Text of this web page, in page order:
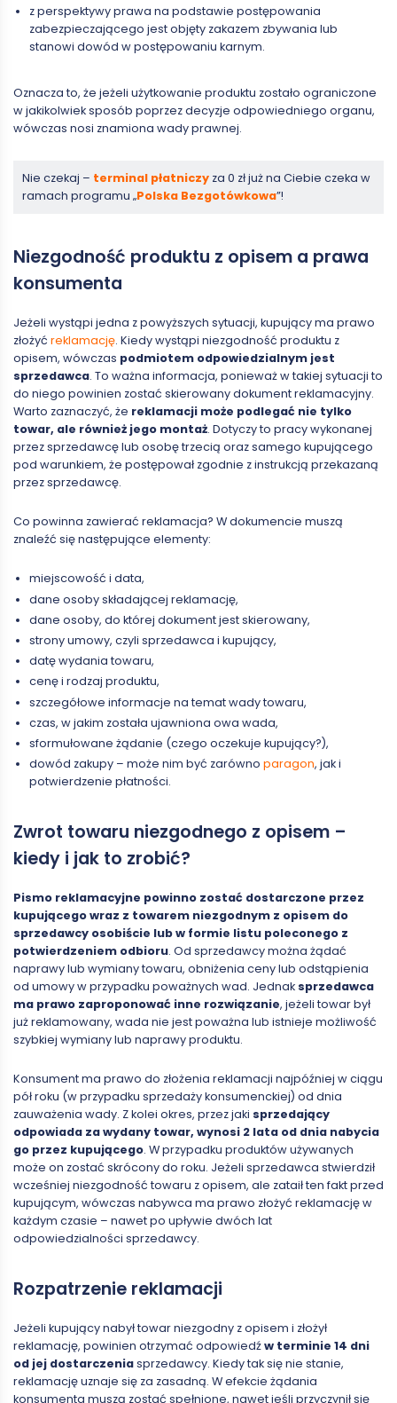
z perspektywy prawa na podstawie postępowania
zabezpieczającego jest objęty zakazem zbywania lub
stanowi dowód w postępowaniu karnym.
Oznacza to, że jeżeli użytkowanie produktu zostało ograniczone
w jakikolwiek sposób poprzez decyzje odpowiedniego organu,
wówczas nosi znamiona wady prawnej.
Nie czekaj – terminal płatniczy za 0 zł już na Ciebie czeka w
ramach programu „Polska Bezgotówkowa”!
Niezgodność produktu z opisem a prawa
konsumenta
Jeżeli wystąpi jedna z powyższych sytuacji, kupujący ma prawo
złożyć reklamację. Kiedy wystąpi niezgodność produktu z
opisem, wówczas podmiotem odpowiedzialnym jest
sprzedawca. To ważna informacja, ponieważ w takiej sytuacji to
do niego powinien zostać skierowany dokument reklamacyjny.
Warto zaznaczyć, że reklamacji może podlegać nie tylko
towar, ale również jego montaż. Dotyczy to pracy wykonanej
przez sprzedawcę lub osobę trzecią oraz samego kupującego
pod warunkiem, że postępował zgodnie z instrukcją przekazaną
przez sprzedawcę.
Co powinna zawierać reklamacja? W dokumencie muszą
znaleźć się następujące elementy:
miejscowość i data,
dane osoby składającej reklamację,
dane osoby, do której dokument jest skierowany,
strony umowy, czyli sprzedawca i kupujący,
datę wydania towaru,
cenę i rodzaj produktu,
szczegółowe informacje na temat wady towaru,
czas, w jakim została ujawniona owa wada,
sformułowane żądanie (czego oczekuje kupujący?),
dowód zakupy – może nim być zarówno paragon, jak i
potwierdzenie płatności.
Zwrot towaru niezgodnego z opisem –
kiedy i jak to zrobić?
Pismo reklamacyjne powinno zostać dostarczone przez
kupującego wraz z towarem niezgodnym z opisem do
sprzedawcy osobiście lub w formie listu poleconego z
potwierdzeniem odbioru. Od sprzedawcy można żądać
naprawy lub wymiany towaru, obniżenia ceny lub odstąpienia
od umowy w przypadku poważnych wad. Jednak sprzedawca
ma prawo zaproponować inne rozwiązanie, jeżeli towar był
już reklamowany, wada nie jest poważna lub istnieje możliwość
szybkiej wymiany lub naprawy produktu.
Konsument ma prawo do złożenia reklamacji najpóźniej w ciągu
pół roku (w przypadku sprzedaży konsumenckiej) od dnia
zauważenia wady. Z kolei okres, przez jaki sprzedający
odpowiada za wydany towar, wynosi 2 lata od dnia nabycia
go przez kupującego. W przypadku produktów używanych
może on zostać skrócony do roku. Jeżeli sprzedawca stwierdził
wcześniej niezgodność towaru z opisem, ale zataił ten fakt przed
kupującym, wówczas nabywca ma prawo złożyć reklamację w
każdym czasie – nawet po upływie dwóch lat
odpowiedzialności sprzedawcy.
Rozpatrzenie reklamacji
Jeżeli kupujący nabył towar niezgodny z opisem i złożył
reklamację, powinien otrzymać odpowiedźw terminie 14 dni
od jej dostarczeniasprzedawcy. Kiedy tak się nie stanie,
reklamację uznaje się za zasadną. W efekcie żądania
konsumenta muszą zostać spełnione, nawet jeśli przyczynił się